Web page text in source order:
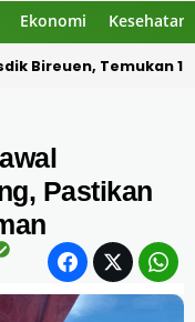
Ekonomi Kesehatan
Dugaan Bau Amoniak
Pastikan